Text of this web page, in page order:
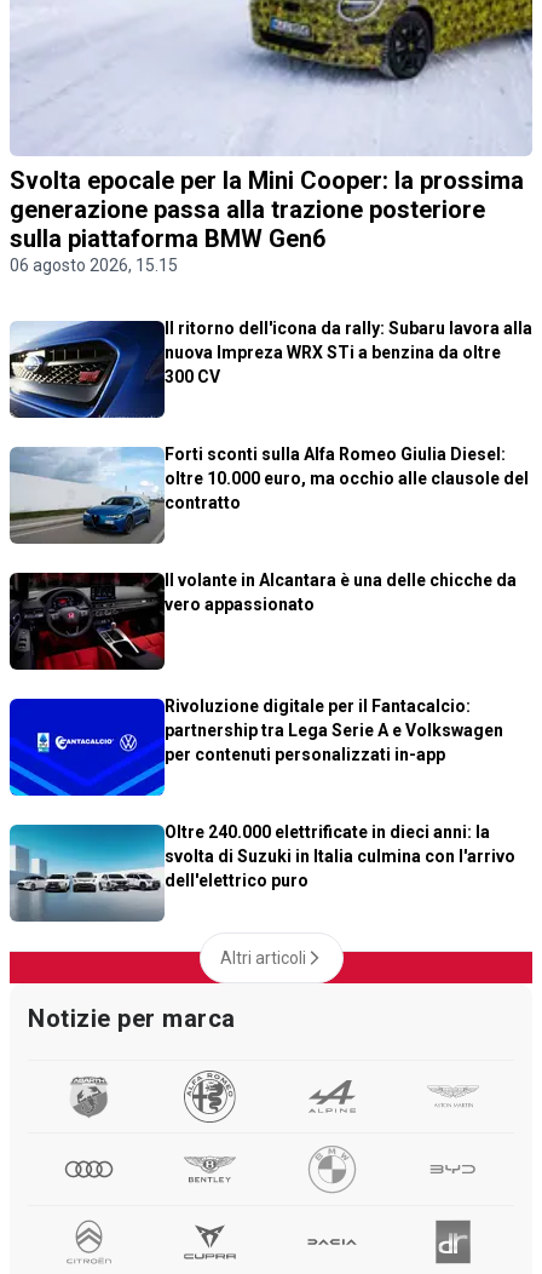
Svolta epocale per la Mini Cooper: la prossima
generazione passa alla trazione posteriore
sulla piattaforma BMW Gen6
06 agosto 2026, 15.15
Il ritorno dell'icona da rally: Subaru lavora alla
nuova Impreza WRX STi a benzina da oltre
300 CV
Forti sconti sulla Alfa Romeo Giulia Diesel:
oltre 10.000 euro, ma occhio alle clausole del
contratto
Il volante in Alcantara è una delle chicche da
vero appassionato
Rivoluzione digitale per il Fantacalcio:
partnership tra Lega Serie A e Volkswagen
per contenuti personalizzati in-app
Oltre 240.000 elettrificate in dieci anni: la
svolta di Suzuki in Italia culmina con l'arrivo
dell'elettrico puro
Altri articoli
Notizie per marca